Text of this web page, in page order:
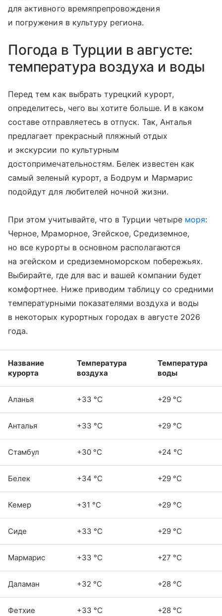
для активного времяпрепровождения
и погружения в культуру региона.
Погода в Турции в августе:
температура воздуха и воды
Перед тем как выбрать турецкий курорт,
определитесь, чего вы хотите больше. И в каком
составе отправляетесь в отпуск. Так, Анталья
предлагает прекрасный пляжный отдых
и экскурсии по культурным
достопримечательностям. Белек известен как
самый зеленый курорт, а Бодрум и Мармарис
подойдут для любителей ночной жизни.
При этом учитывайте, что в Турции четыре моря:
Черное, Мраморное, Эгейское, Средиземное,
но все курорты в основном располагаются
на эгейском и средиземноморском побережьях.
Выбирайте, где для вас и вашей компании будет
комфортнее. Ниже приводим таблицу со средними
температурными показателями воздуха и воды
в некоторых курортных городах в августе 2026
года.
Название
курорта
Температура
воздуха
Температура
воды
Аланья +33 °C +29 °C
Анталья +33 °C +29 °C
Стамбул +30 °C +24 °C
Белек +34 °C +29 °C
Кемер +31 °C +29 °C
Сиде +33 °C +29 °C
Мармарис +33 °C +27 °C
Даламан +32 °C +28 °C
Фетхие +33 °C +28 °C